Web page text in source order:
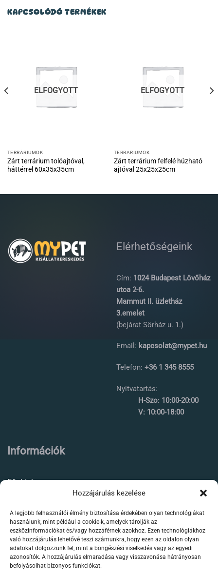
Hozzájárulás kezelése
A legjobb felhasználói élmény biztosítása érdekében olyan technológiákat
használunk, mint például a cookie-k, amelyek tárolják az
eszközinformációkat és/vagy hozzáférnek azokhoz. Ezen technológiákhoz
való hozzájárulás lehetővé teszi számunkra, hogy ezen az oldalon olyan
adatokat dolgozzunk fel, mint a böngészési viselkedés vagy az egyedi
azonosítók. A hozzájárulás elmaradása vagy visszavonása hátrányosan
befolyásolhat bizonyos funkciókat.
KAPCSOLÓDÓ TERMÉKEK
ELFOGYOTT
TERRÁRIUMOK
Zárt terrárium tolóajtóval,
háttérrel 60x35x35cm
ELFOGYOTT
TERRÁRIUMOK
Zárt terrárium felfelé húzható
ajtóval 25x25x25cm
Elérhetőségeink
Cím: 1024 Budapest Lövőház
utca 2-6.
Mammut II. üzletház
3.emelet
(bejárat Sörház u. 1.)
Email: kapcsolat@mypet.hu
Telefon: +36 1 345 8555
Nyitvatartás:
H-Szo: 10:00-20:00
V: 10:00-18:00
Információk
Főoldal
Élőállat kereskedés
Forgalmazott termékeink
Szaktanácsadás /